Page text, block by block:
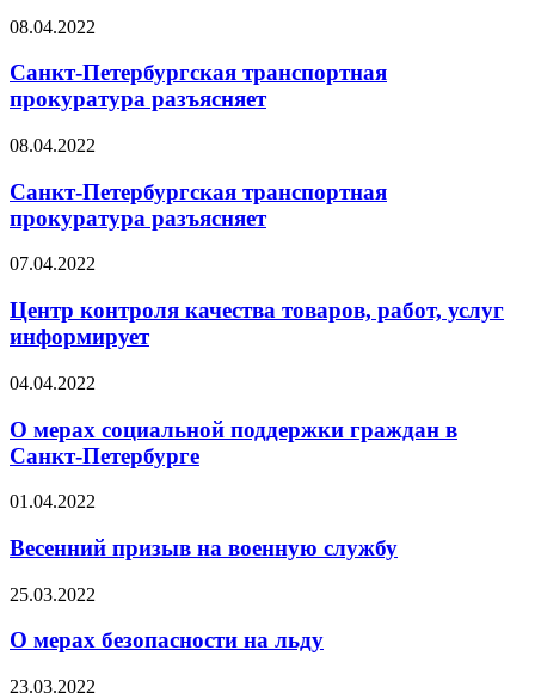
08.04.2022
Санкт-Петербургская транспортная
прокуратура разъясняет
08.04.2022
Санкт-Петербургская транспортная
прокуратура разъясняет
07.04.2022
Центр контроля качества товаров, работ, услуг
информирует
04.04.2022
О мерах социальной поддержки граждан в
Санкт-Петербурге
01.04.2022
Весенний призыв на военную службу
25.03.2022
О мерах безопасности на льду
23.03.2022